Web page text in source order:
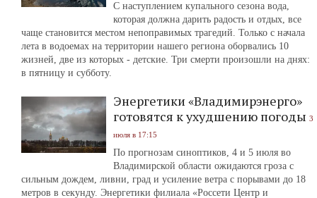
С наступлением купального сезона вода,
которая должна дарить радость и отдых, все
чаще становится местом непоправимых трагедий. Только с начала
лета в водоемах на территории нашего региона оборвались 10
жизней, две из которых - детские. Три смерти произошли на днях:
в пятницу и субботу.
Энергетики «Владимирэнерго»
готовятся к ухудшению погоды 3
июля в 17:15
По прогнозам синоптиков, 4 и 5 июля во
Владимирской области ожидаются гроза с
сильным дождем, ливни, град и усиление ветра с порывами до 18
метров в секунду. Энергетики филиала «Россети Центр и